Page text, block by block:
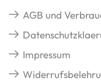
AGB und
Impressum